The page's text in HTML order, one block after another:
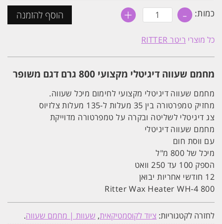
כמות: - כמות
של
שעווה
דיגיטלי
800
ריטר
+ הוסף להזמנה
כל מוצרי ריטר RITTER
מחמם שעווה דיגיטלי מקצועי 800 גרם דגם משופר
מחמם שעווה דיגיטלי מקצועי לחימום מיכל שעווה.
מחזיק טמפרטורה בין 35 מעלות ל-135 מעלות צלזיוס
צג דיגיטלי לשליטה ובקרה על טמפרטורה מדוייקת
מחמם שעווה דיגיטלי
עם ווסת חום
מיכל של 800 מ"ל
הספק 100 עד 250 וואט
12 חודשי אחריות יבואן
Ritter Wax Heater WH-4 800
לחזרה לקטגוריות: ציוד לקוסמטיקאית, שעוות | מחמם שעווה.